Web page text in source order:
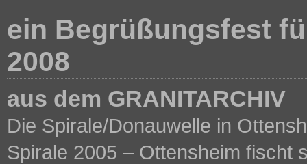
ein Begrüßungsfest
2008
aus dem GRANITARCHIV
Die Spirale/Donauwelle in
Spirale 2005 – Ottensheim fischt